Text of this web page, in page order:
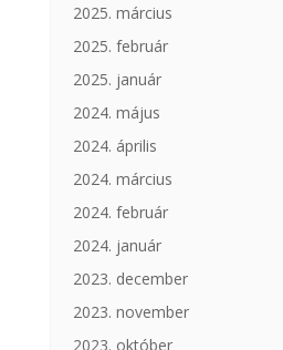
2025. március
2025. február
2025. január
2024. május
2024. április
2024. március
2024. február
2024. január
2023. december
2023. november
2023. október